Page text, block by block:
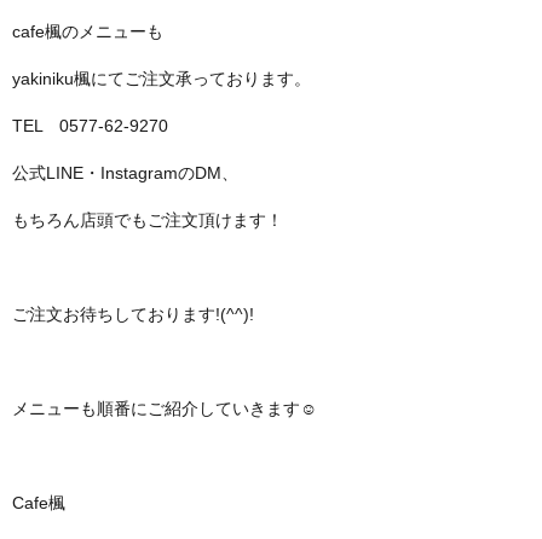
cafe楓のメニューも
yakiniku楓にてご注文承っております。
TEL 0577-62-9270
公式LINE・InstagramのDM、
もちろん店頭でもご注文頂けます！
ご注文お待ちしております!(^^)!
メニューも順番にご紹介していきます☺
Cafe楓